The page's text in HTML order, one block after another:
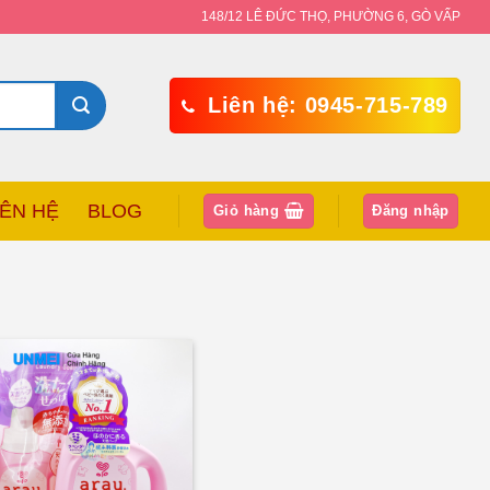
148/12 LÊ ĐỨC THỌ, PHƯỜNG 6, GÒ VẤP
Liên hệ: 0945-715-789
HỆ BLOG Giỏ hàng Đăng nhập